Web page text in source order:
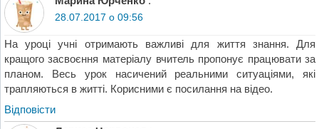
28.07.2017 о 09:56
На уроці учні отримають важливі для життя знання. Для
кращого засвоєння матеріалу вчитель пропонує працювати за
планом. Весь урок насичений реальними ситуаціями, які
трапляються в житті. Корисними є посилання на відео.
Відповіcти